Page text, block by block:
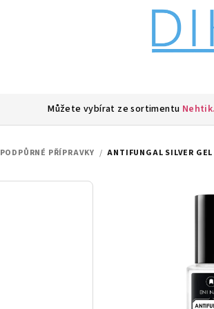
Můžete vybírat ze sortimentu
PODPŮRNÉ PŘÍPRAVKY / ANTIFUNGAL SILVER